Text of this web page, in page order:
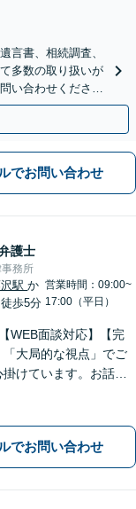
言書、相続調査、
多数の取り扱いが
い合わせくださ
でお問い合わせ
護士
務所
沢駅か
徒歩5分
営業時間：09:00~
17:00（平日）
WEB面談対応】【完
大局的な視点」でご
けています。お話を
表者を経験した弁護
した効率的な契約書レ
でお問い合わせ